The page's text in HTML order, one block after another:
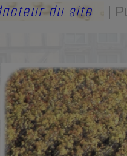
du site